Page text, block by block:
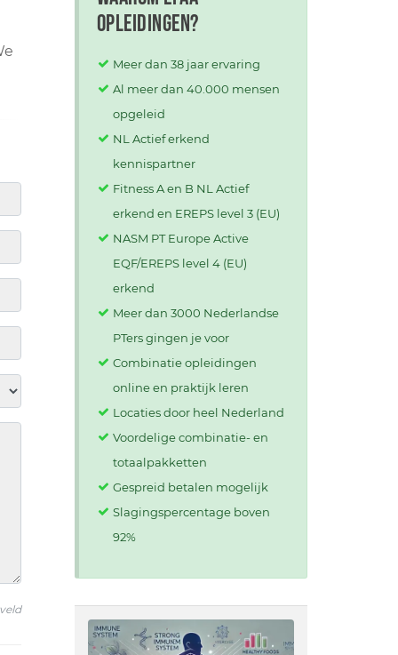
opleidingen?
Meer dan 38 jaar ervaring
Al meer dan 40.000 mensen
opgeleid
NL Actief erkend
kennispartner
Fitness A en B NL Actief
erkend en EREPS level 3 (EU)
NASM PT Europe Active
EQF/EREPS level 4 (EU)
erkend
Meer dan 3000 Nederlandse
PTers gingen je voor
Combinatie opleidingen
online en praktijk leren
Locaties door heel Nederland
Voordelige combinatie- en
totaalpakketten
Gespreid betalen mogelijk
Slagingspercentage boven
92%